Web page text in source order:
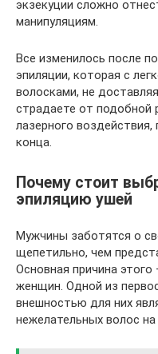
экзекуции сложно
манипуляциям.
Все изменилось после
эпиляции, которая с
волосками, не
страдаете от подобной
лазерного
конца.
Почему стоит
эпиляцию ушей
Мужчины заботятся о
щепетильно, чем
Основная причина
женщин. Одной из
внешностью для них
нежелательных волос на